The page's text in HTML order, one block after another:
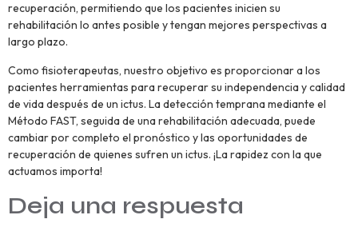
recuperación, permitiendo que los pacientes inicien su
rehabilitación lo antes posible y tengan mejores perspectivas a
largo plazo.
Como fisioterapeutas, nuestro objetivo es proporcionar a los
pacientes herramientas para recuperar su independencia y calidad
de vida después de un ictus. La detección temprana mediante el
Método FAST, seguida de una rehabilitación adecuada, puede
cambiar por completo el pronóstico y las oportunidades de
recuperación de quienes sufren un ictus. ¡La rapidez con la que
actuamos importa!
Deja una respuesta